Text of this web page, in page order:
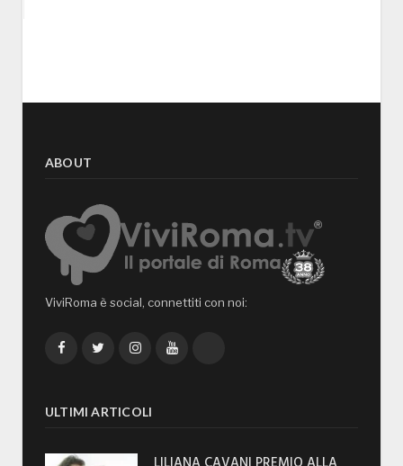
ABOUT
ViviRoma è social, connettiti con noi:
FacebookTwitterInstagramYouTube
ULTIMI ARTICOLI